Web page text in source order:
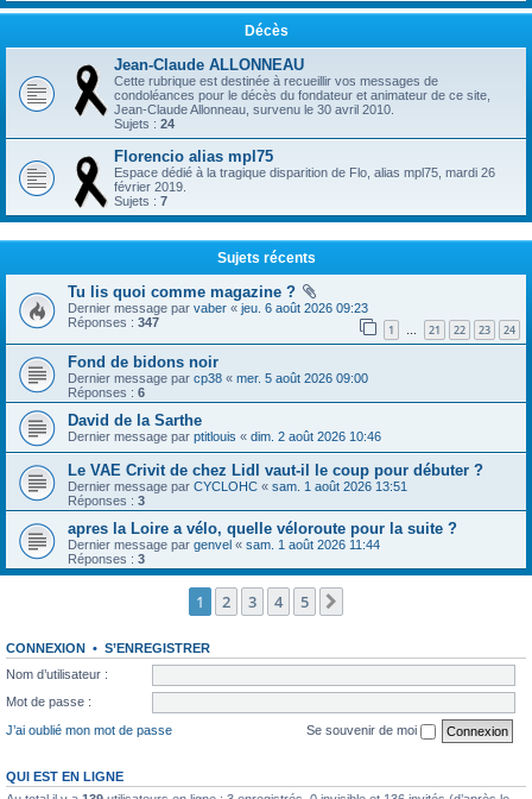
Décès
Jean-Claude ALLONNEAU
Cette rubrique est destinée à recueillir vos messages de
condoléances pour le décès du fondateur et animateur de ce site,
Jean-Claude Allonneau, survenu le 30 avril 2010.
Sujets : 24
Florencio alias mpl75
Espace dédié à la tragique disparition de Flo, alias mpl75, mardi 26
février 2019.
Sujets : 7
Sujets récents
Tu lis quoi comme magazine ?
Dernier message par vaber « jeu. 6 août 2026 09:23
Réponses : 347 1 … 21 22 23 24
Fond de bidons noir
Dernier message par cp38 « mer. 5 août 2026 09:00
Réponses : 6
David de la Sarthe
Dernier message par ptitlouis « dim. 2 août 2026 10:46
Le VAE Crivit de chez Lidl vaut-il le coup pour débuter ?
Dernier message par CYCLOHC « sam. 1 août 2026 13:51
Réponses : 3
apres la Loire a vélo, quelle véloroute pour la suite ?
Dernier message par genvel « sam. 1 août 2026 11:44
Réponses : 3
1 2 3 4 5
CONNEXION • S’ENREGISTRER
Nom d’utilisateur :
Mot de passe :
J’ai oublié mon mot de passe
Se souvenir de moi
QUI EST EN LIGNE